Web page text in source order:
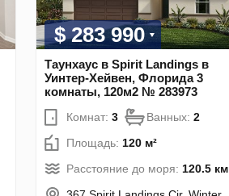
$ 283 990
Таунхаус в Spirit Landings в
Уинтер-Хейвен, Флорида 3
комнаты, 120м2 № 283973
Комнат: 3 Ванных: 2
Площадь: 120 м²
Расстояние до моря: 120.5 км